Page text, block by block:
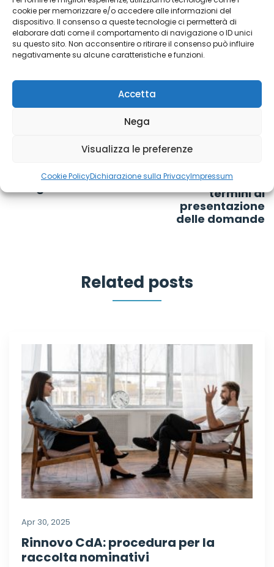
cookie per memorizzare e/o accedere alle informazioni del
dispositivo. Il consenso a queste tecnologie ci permetterà di
elaborare dati come il comportamento di navigazione o ID unici
su questo sito. Non acconsentire o ritirare il consenso può influire
negativamente su alcune caratteristiche e funzioni.
Accetta
Nega
Visualizza le preferenze
Cookie PolicyDichiarazione sulla PrivacyImpressum
TAGS Castelverde,dipendenze ,GAP,Sospiro
navigation
Nuovi fondi per i
2021/2022, infanzia
riapertura dei
termini di
presentazione
delle domande
Related posts
Apr 30, 2025
Rinnovo CdA: procedura per la
raccolta nominativi